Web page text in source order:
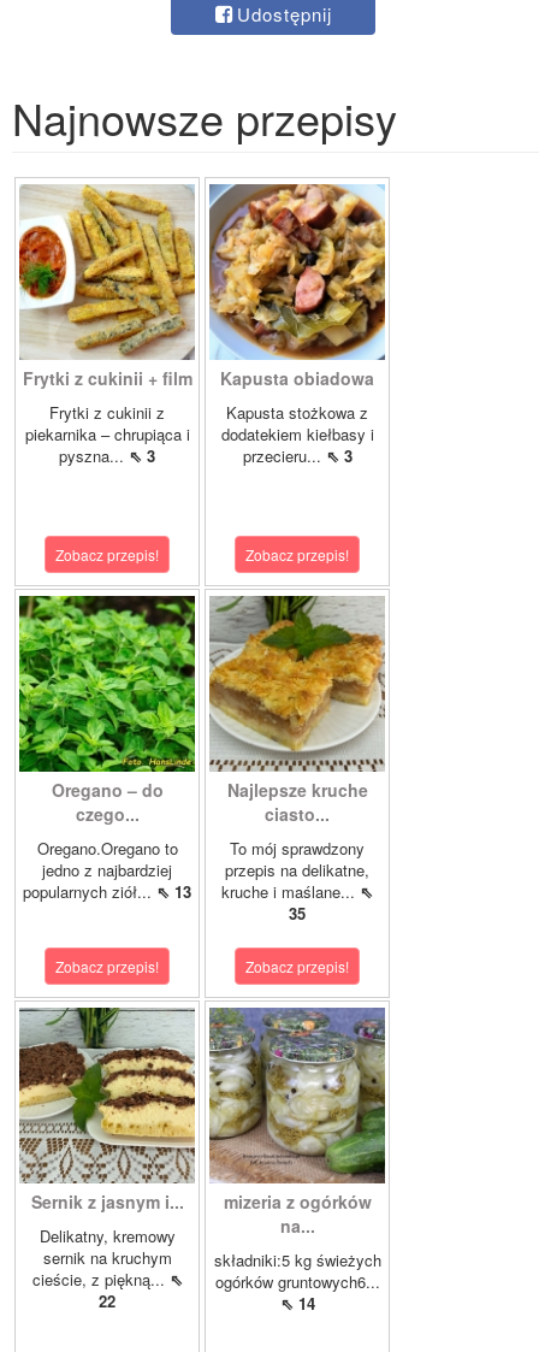
Udostępnij
Najnowsze przepisy
Frytki z cukinii + film
Frytki z cukinii z
piekarnika – chrupiąca i
pyszna... ⇖ 3
Zobacz przepis!
Kapusta obiadowa
Kapusta stożkowa z
dodatekiem kiełbasy i
przecieru... ⇖ 3
Zobacz przepis!
Oregano – do
czego...
Oregano.Oregano to
jedno z najbardziej
popularnych ziół... ⇖ 13
Zobacz przepis!
Najlepsze kruche
ciasto...
To mój sprawdzony
przepis na delikatne,
kruche i maślane... ⇖
35
Zobacz przepis!
Sernik z jasnym i...
Delikatny, kremowy
sernik na kruchym
cieście, z piękną... ⇖
22
mizeria z ogórków
na...
składniki:5 kg świeżych
ogórków gruntowych6...
⇖ 14